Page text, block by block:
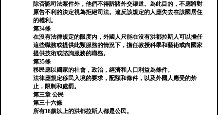
除否認司法案件外，他們不得訴諸外交渠道。為此目的，不應將對
原告不利的決定視為拒絕司法。違反該規定的人應失去在該國居住
的權利。
第34條
在沒有法律規定的限度內，外國人只能在沒有洪都拉斯人可以擔任
這些職務或提供此類服務的情況下，擔任教授科學和藝術或向國家
提供技術或諮詢服務的職務。
第35條
移民應以國家的社會，政治，經濟和人口利益為條件。
法律應規定移民入境的要求，配額和條件，以及外國人應受的禁
止，限制和處罰。
第三章 公民
第三十六條
所有18歲以上的洪都拉斯人都是公民。